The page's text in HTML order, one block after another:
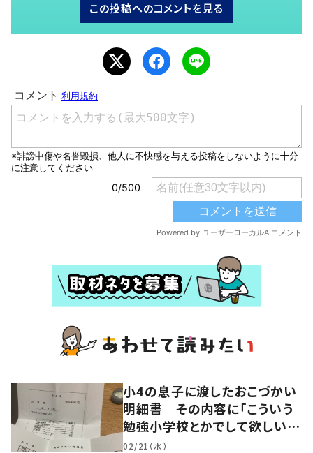
この投稿へのコメントを見る
小4の息子に渡したおこづかい
明細書 その内容に「こういう
勉強小学校とかでして欲しい」
「社会勉強になりますね」の声
02/21（水）